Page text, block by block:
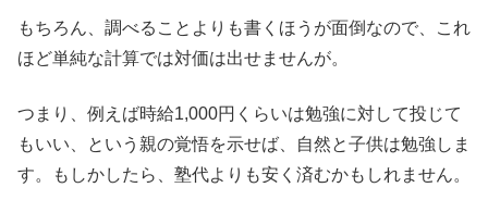
もちろん、調べることよりも書くほうが面倒なので、これ
ほど単純な計算では対価は出せませんが。
つまり、例えば時給1,000円くらいは勉強に対して投じて
もいい、という親の覚悟を示せば、自然と子供は勉強しま
す。もしかしたら、塾代よりも安く済むかもしれません。